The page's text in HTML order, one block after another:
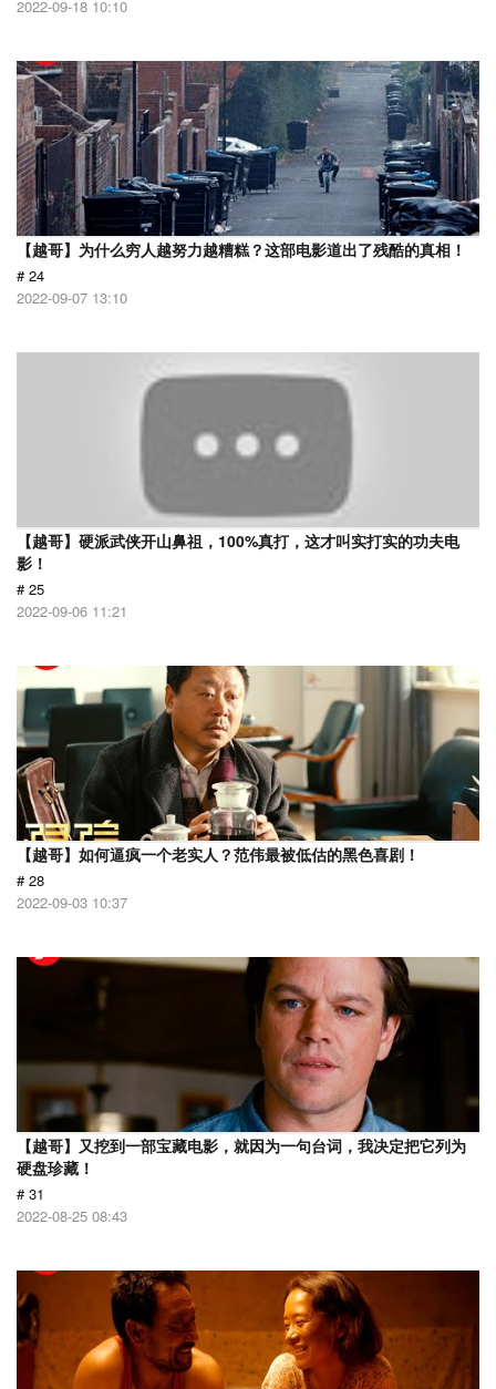
2022-09-18 10:10
【越哥】为什么穷人越努力越糟糕？这部电影道出了残酷的真相！
# 24
2022-09-07 13:10
【越哥】硬派武侠开山鼻祖，100%真打，这才叫实打实的功夫电
影！
# 25
2022-09-06 11:21
【越哥】如何逼疯一个老实人？范伟最被低估的黑色喜剧！
# 28
2022-09-03 10:37
【越哥】又挖到一部宝藏电影，就因为一句台词，我决定把它列为
硬盘珍藏！
# 31
2022-08-25 08:43